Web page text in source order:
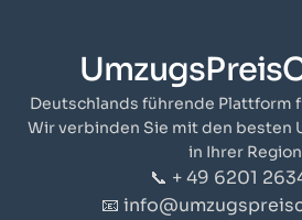
Deutschlands führende Plattform
Wir verbinden Sie mit den besten
in Ihrer
📞 + 49 6201
📧